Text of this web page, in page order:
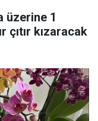
üzerine 1
çıtır kızaracak